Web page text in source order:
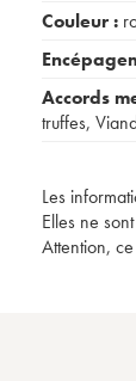
Couleur :
Accords
truffes,
Les
Elles ne
Attention,